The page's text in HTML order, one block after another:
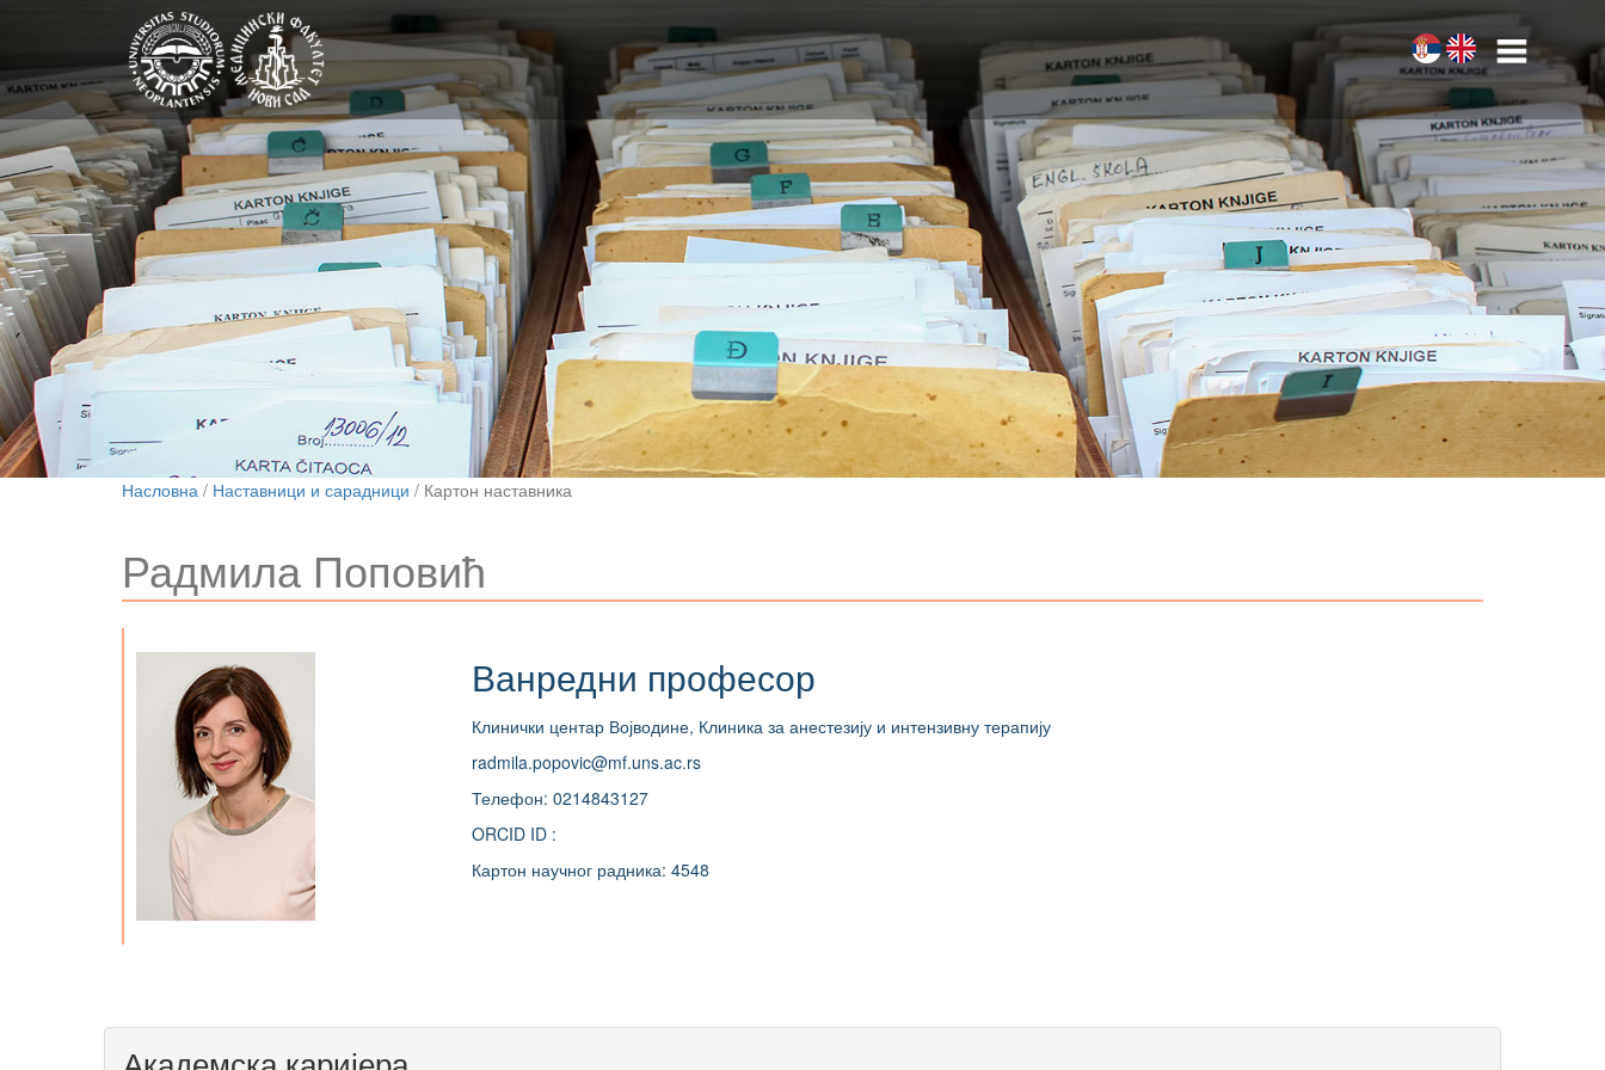
Насловна / Наставници и сарадници / Картон наставника
Радмила Поповић
Ванредни професор
Клинички центар Војводине, Клиника за анестезију и интензивну терапију
radmila.popovic@mf.uns.ac.rs
Телефон: 0214843127
ORCID ID :
Картон научног радника: 4548